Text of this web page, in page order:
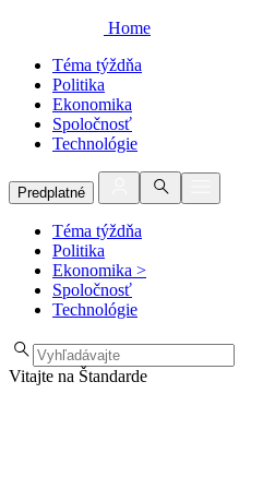
Home
Téma týždňa
Politika
Ekonomika
Spoločnosť
Technológie
Predplatné
Téma týždňa
Politika
Ekonomika >
Spoločnosť
Technológie
Vitajte na Štandarde